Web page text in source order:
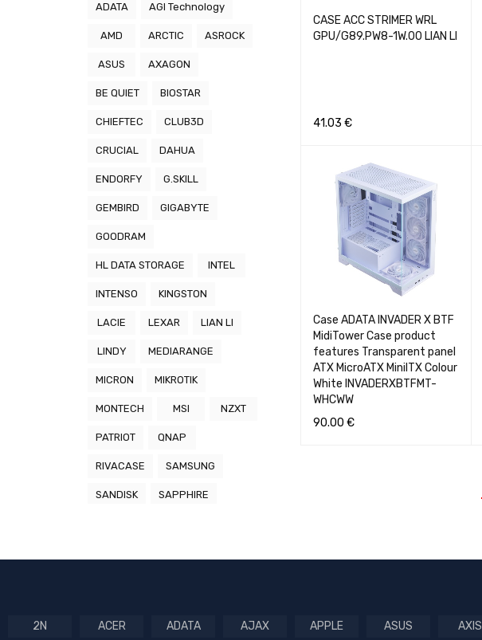
ADATA AGI Technology
AMD ARCTIC ASROCK
ASUS AXAGON
BE QUIET BIOSTAR
CHIEFTEC CLUB3D
CRUCIAL DAHUA
ENDORFY G.SKILL
GEMBIRD GIGABYTE
GOODRAM
HL DATA STORAGE INTEL
INTENSO KINGSTON
LACIE LEXAR LIAN LI
LINDY MEDIARANGE
MICRON MIKROTIK
MONTECH MSI NZXT
PATRIOT QNAP
RIVACASE SAMSUNG
SANDISK SAPPHIRE
CASE ACC STRIMER WRL
GPU/G89.PW8-1W.00 LIAN LI
41.03 €
Case ADATA INVADER X BTF
MidiTower Case product
features Transparent panel
ATX MicroATX MiniITX Colour
White INVADERXBTFMT-
WHCWW
90.00 €
2N ACER ADATA AJAX APPLE ASUS AXIS